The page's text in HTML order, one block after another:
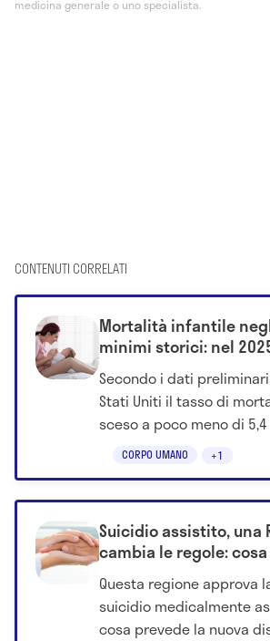
medicina generale o uno specialista.
CONTENUTI CORRELATI
CORPO UMANO +1
Mortalità infantile
minimi storici: nel
un nuovo calo
Secondo i dati preliminari
Stati Uniti il tasso di
sceso a poco meno di
1.000 nati vivi. Scopri
Suicidio assistito, una
cambia le regole:
Questa regione approva
suicidio medicalmente
cosa prevede la nuova